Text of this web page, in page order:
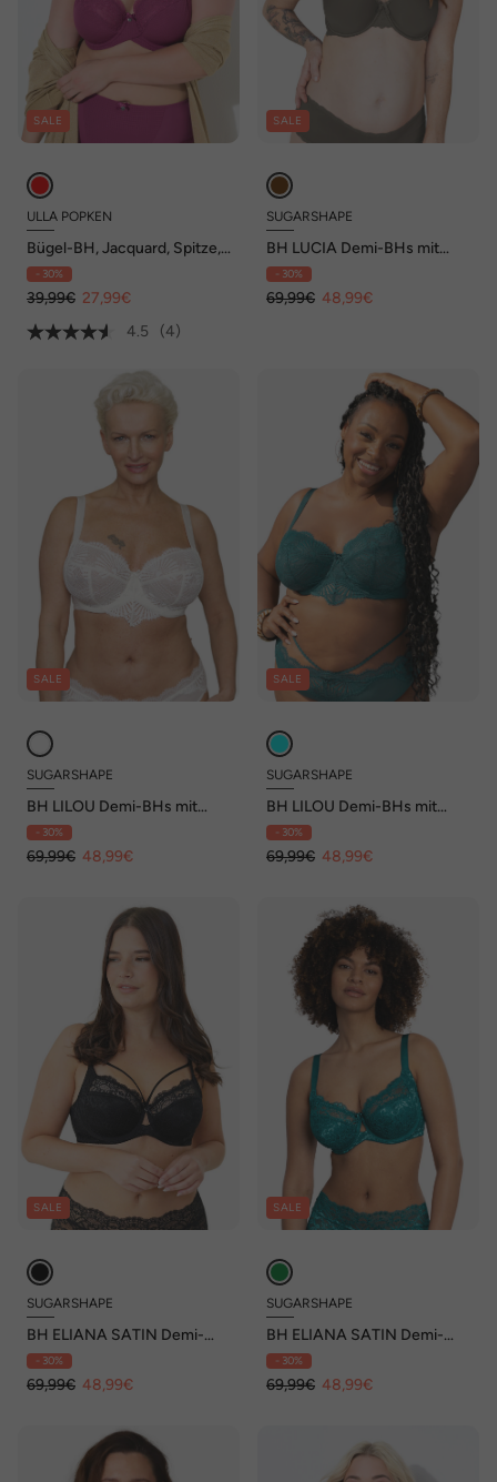
SALE
ULLA POPKEN
Bügel-BH, Jacquard, Spitze,
Softcups, Cup B - G
- 30%
39,99€ 27,99€
4.5
(4)
SALE
SUGARSHAPE
BH LUCIA Demi-BHs mit
Bügel,T-Shirt-
BHs,Spacer,mit Schale
- 30%
69,99€ 48,99€
SALE
SUGARSHAPE
BH LILOU Demi-BHs mit
Bügel,Spitze
- 30%
69,99€ 48,99€
SALE
SUGARSHAPE
BH LILOU Demi-BHs mit
Bügel,Spitze
- 30%
69,99€ 48,99€
SALE
SUGARSHAPE
BH ELIANA SATIN Demi-
BHs Spitze,mit Bügel
- 30%
69,99€ 48,99€
SALE
SUGARSHAPE
BH ELIANA SATIN Demi-
BHs Spitze,mit Bügel
- 30%
69,99€ 48,99€